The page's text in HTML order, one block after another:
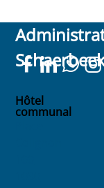
Hôtel
communal